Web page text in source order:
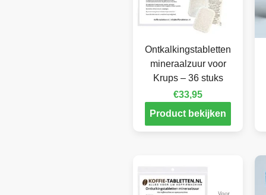
Ontkalkingstabletten
mineraalzuur voor
Krups – 36 stuks
€33,95
Product bekijken